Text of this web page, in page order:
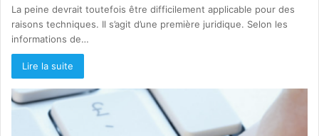
La peine devrait toutefois être difficilement applicable pour des
raisons techniques. Il s’agit d’une première juridique. Selon les
informations de…
Lire la suite